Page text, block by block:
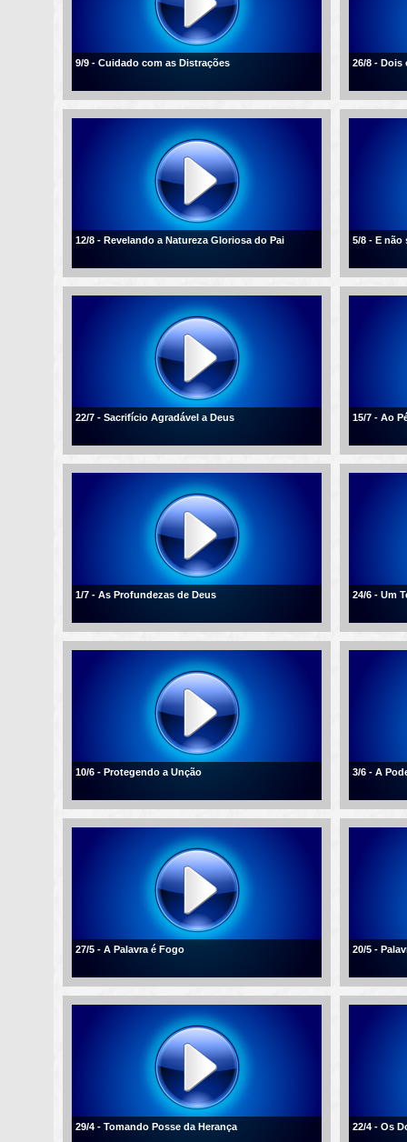
9/9 - Cuidado com as Distrações 26/8 - Dois
12/8 - Revelando a Natureza Gloriosa do Pai 5/8 - E não
22/7 - Sacrifício Agradável a Deus 15/7 - Ao
1/7 - As Profundezas de Deus 24/6 - Um
10/6 - Protegendo a Unção 3/6 - A
27/5 - A Palavra é Fogo 20/5 -
29/4 - Tomando Posse da Herança 22/4 - Os